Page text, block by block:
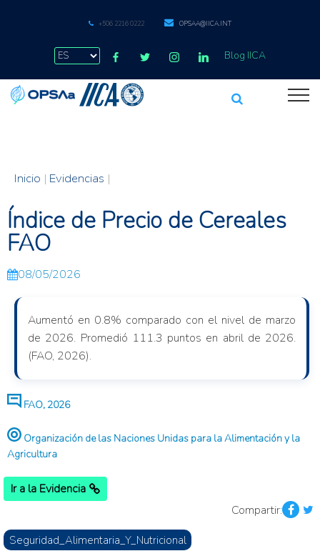
+506 2216 0222 OPSAA@IICA.INT
Blog IICA
Inicio | Evidencias |
Índice de Precio de Cereales
FAO
08/05/2026
Aumentó en 0.8% comparado con el nivel de marzo
de 2026. Promedió 111.3 puntos en abril de 2026.
(FAO, 2026).
FAO, 2026
Organización de las Naciones Unidas para la Alimentación y la
Agricultura
Ir a la Evidencia
Compartir:
Seguridad_Alimentaria_Y_Nutricional